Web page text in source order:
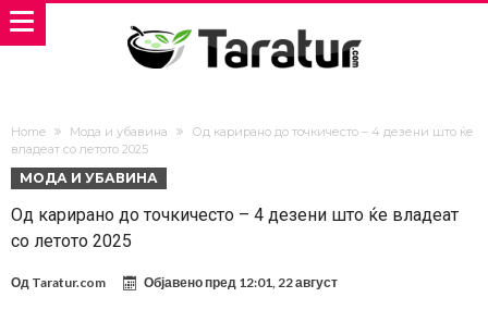
Home Мода и убавина
Од карирано до точкичесто – 4 дезени што ќе
владеат со летото 2025
МОДА И УБАВИНА
Од карирано до точкичесто – 4 дезени што ќе владеат
со летото 2025
Од Taratur.com Објавено пред 12:01, 22 август